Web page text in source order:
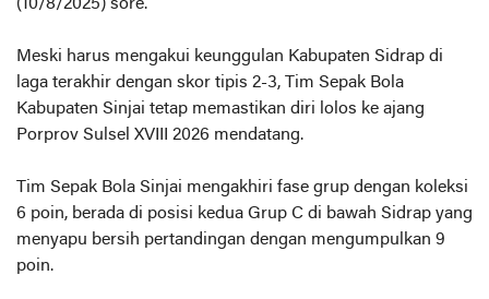
(10/8/2025) sore.
Meski harus mengakui keunggulan Kabupaten Sidrap di
laga terakhir dengan skor tipis 2-3, Tim Sepak Bola
Kabupaten Sinjai tetap memastikan diri lolos ke ajang
Porprov Sulsel XVIII 2026 mendatang.
Tim Sepak Bola Sinjai mengakhiri fase grup dengan koleksi
6 poin, berada di posisi kedua Grup C di bawah Sidrap yang
menyapu bersih pertandingan dengan mengumpulkan 9
poin.